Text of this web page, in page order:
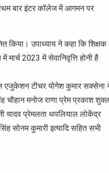
बार इंटर कॉलेज में आगमन पर
किया। उपाध्याय ने कहा कि शिक्षक
2023 में सेवानिवृत्ति होनी है
एजुकेशन टीचर योगेश कुमार सक्सेना
चौहान मनोज राणा प्रेम प्रकाश
यादव प्रेमलता थपलियाल लोकेंद्र
सोनम कुमारी इत्यादि सहित सभी